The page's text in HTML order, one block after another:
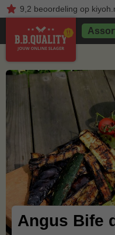
9,2 beoordelingop
Angus Bife